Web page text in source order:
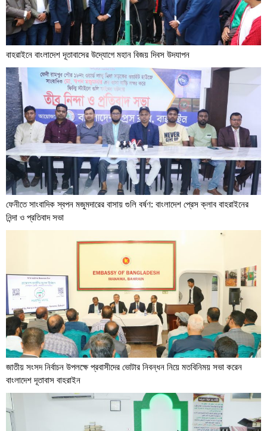
বাহরাইনে বাংলাদেশ দূতাবাসের উদ্যোগে মহান বিজয় দিবস উদযাপন
ফেনীতে সাংবাদিক স্বপন মজুমদারের বাসায় গুলি বর্ষণ: বাংলাদেশ প্রেস ক্লাব বাহরাইনের
নিন্দা ও প্রতিবাদ সভা
জাতীয় সংসদ নির্বাচন উপলক্ষে প্রবাসীদের ভোটার নিবন্ধন নিয়ে মতবিনিময় সভা করেন
বাংলাদেশ দূতাবাস বাহরাইন